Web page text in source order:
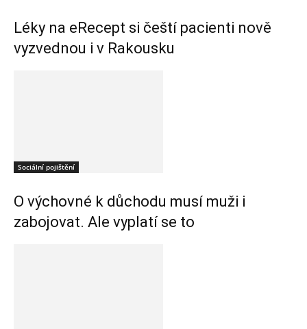
Léky na eRecept si čeští pacienti nově
vyzvednou i v Rakousku
Sociální pojištění
O výchovné k důchodu musí muži i
zabojovat. Ale vyplatí se to